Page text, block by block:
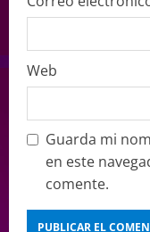
Web
Guarda mi
en este
comente.